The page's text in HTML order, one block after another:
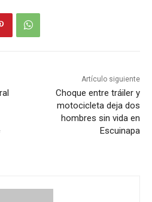
Artículo siguiente
Choque entre tráiler y
motocicleta deja dos
hombres sin vida en
Escuinapa